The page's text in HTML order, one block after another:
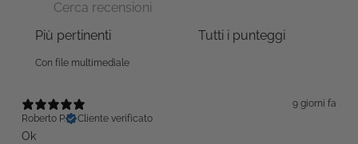
Con file multimediale
9 giorni fa
Roberto P.
Cliente verificato
Ok